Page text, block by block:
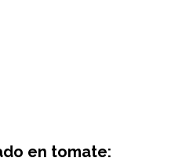
en tomate: